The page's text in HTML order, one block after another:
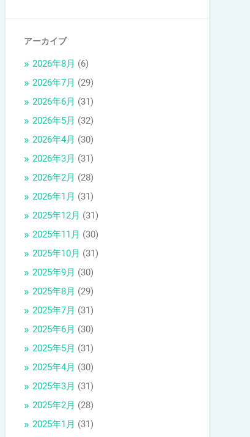
アーカイブ
2026年8月 (6)
2026年7月 (29)
2026年6月 (31)
2026年5月 (32)
2026年4月 (30)
2026年3月 (31)
2026年2月 (28)
2026年1月 (31)
2025年12月 (31)
2025年11月 (30)
2025年10月 (31)
2025年9月 (30)
2025年8月 (29)
2025年7月 (31)
2025年6月 (30)
2025年5月 (31)
2025年4月 (30)
2025年3月 (31)
2025年2月 (28)
2025年1月 (31)